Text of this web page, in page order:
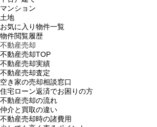
マンション
土地
お気に入り物件一覧
物件閲覧履歴
不動産売却
不動産売却TOP
不動産売却実績
不動産売却査定
空き家の売却相談窓口
住宅ローン返済でお困りの方
不動産売却の流れ
仲介と買取の違い
不動産売却時の諸費用